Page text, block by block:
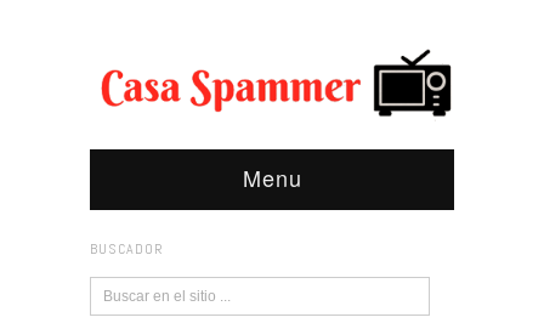
Menu
BUSCADOR